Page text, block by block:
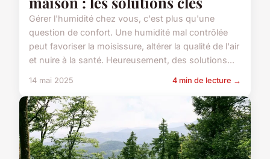
Gérer l'humidité chez vous, c'est plus qu'une
question de confort. Une humidité mal contrôlée
peut favoriser la moisissure, altérer la qualité de l'air
et nuire à la santé. Heureusement, des solutions...
14 mai 2025 4 min de lecture →